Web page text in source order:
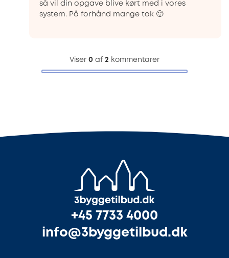
så vil din opgave blive kørt med i vores
system. På forhånd mange tak 🙂
Viser 0 af 2 kommentarer
+45 7733 4000
info@3byggetilbud.dk